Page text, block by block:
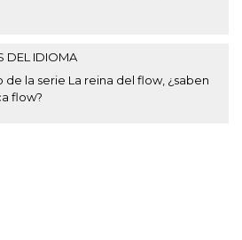
DEL IDIOMA
de la serie La reina del flow, ¿saben
flow?